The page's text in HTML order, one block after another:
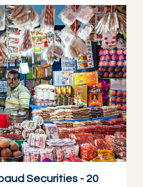
Securities - 20